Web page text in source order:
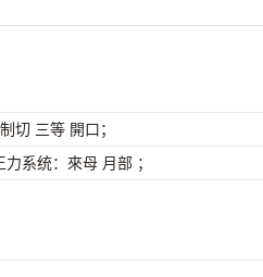
切 三等 開口；
系统：來母 月部 ；